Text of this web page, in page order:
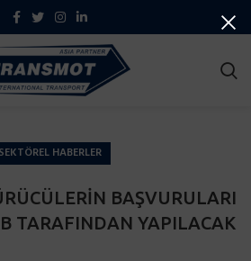
SEKTÖREL HABERLER
BAŞVURULARI
TARAFINDAN YAPILACAK